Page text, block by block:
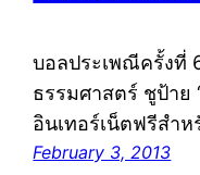
บอลประเพณีครั้งที่
ธรรมศาสตร์ ชูป้าย
อินเทอร์เน็ตฟรีสำ
February 3, 2013